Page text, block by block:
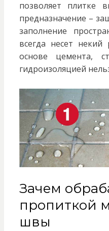
позволяет плитке
предназначение –
заполнение
всегда несет
основе цемента,
гидроизоляцией
Зачем
пропиткой
швы